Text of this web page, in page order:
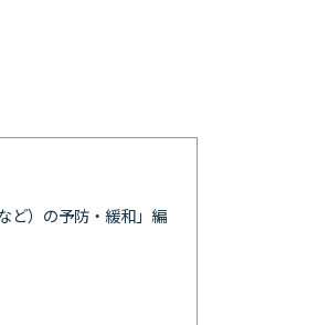
ど）の予防・緩和」編